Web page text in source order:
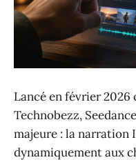
Lancé en février
Technobezz,
majeure : la narration
dynamiquement aux